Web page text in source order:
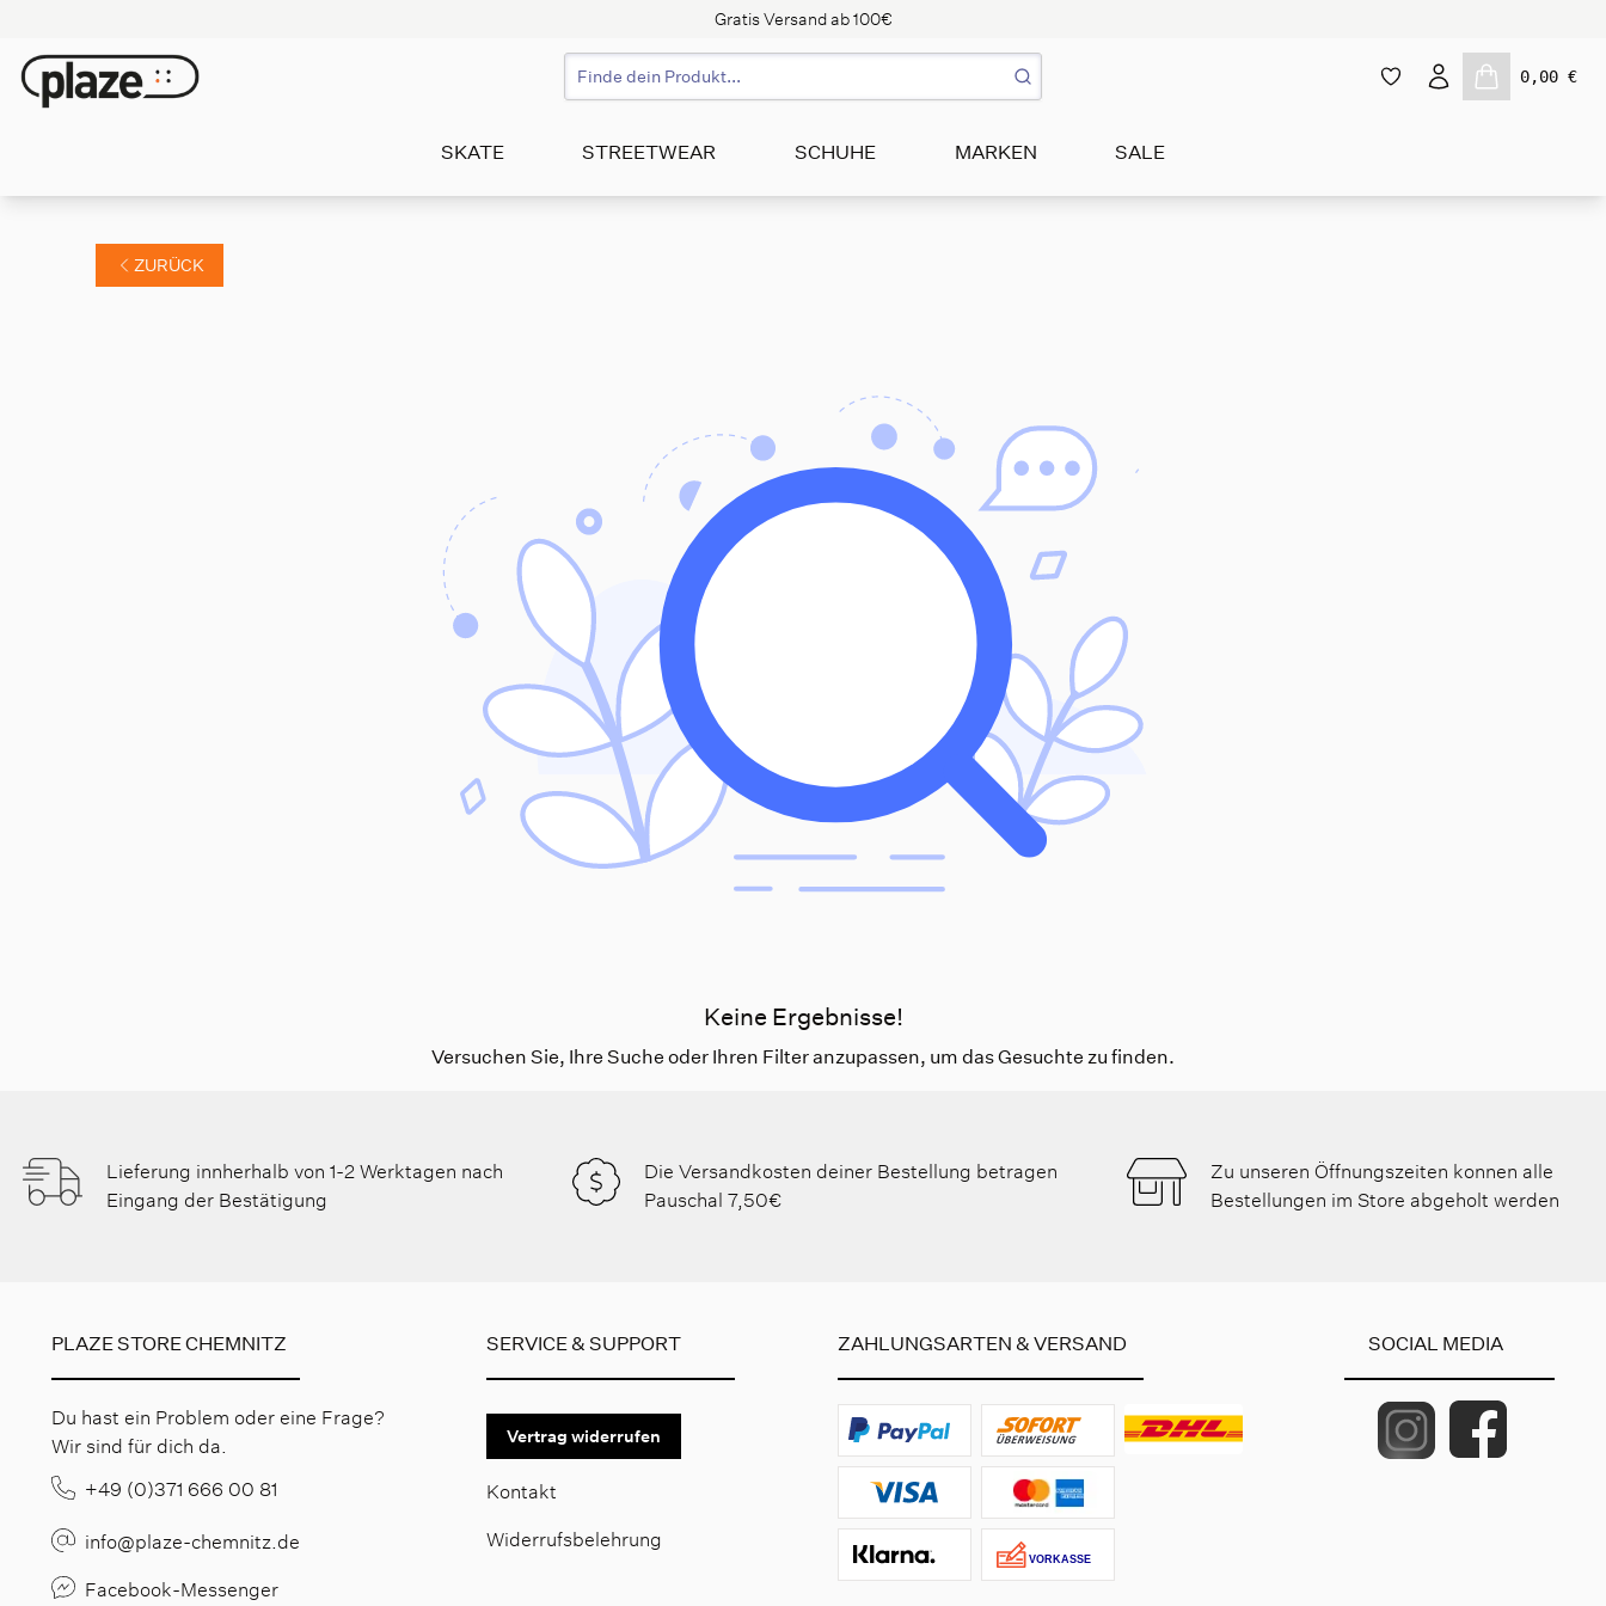
Gratis Versand ab 100€
0,00 €
SKATE STREETWEAR SCHUHE MARKEN SALE
ZURÜCK
Keine Ergebnisse!
Versuchen Sie, Ihre Suche oder Ihren Filter anzupassen, um das Gesuchte zu finden.
Lieferung innherhalb von 1-2 Werktagen nach
Eingang der Bestätigung
Die Versandkosten deiner Bestellung betragen
Pauschal 7,50€
Zu unseren Öffnungszeiten konnen alle
Bestellungen im Store abgeholt werden
PLAZE STORE CHEMNITZ
Du hast ein Problem oder eine Frage?
Wir sind für dich da.
+49 (0)371 666 00 81
info@plaze-chemnitz.de
Facebook-Messenger
SERVICE & SUPPORT
Vertrag widerrufen
Kontakt
Widerrufsbelehrung
ZAHLUNGSARTEN & VERSAND SOCIAL MEDIA